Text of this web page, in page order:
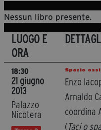
Civico Trame
#Trameascuola
Visioni Civiche
Mostra 3D - Visioni
Il Diritto di Essere
Archivio Storico
Contatti
Nessun libro presente.
LUOGO E
ORA
DETTAGLI
18:30
21 giugno
2013
Palazzo
Nicotera
Spazio
Enzo
Arnaldo
coordina
(Taci o